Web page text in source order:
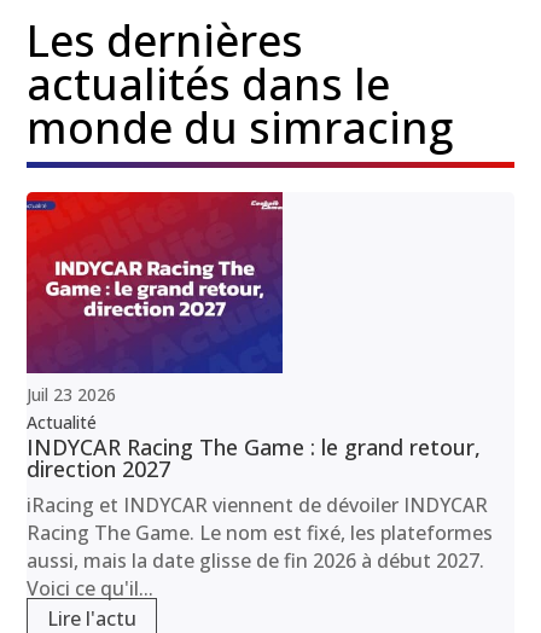
Les dernières
actualités dans le
monde du simracing
Juil 23 2026
Actualité
INDYCAR Racing The Game : le grand retour,
direction 2027
iRacing et INDYCAR viennent de dévoiler INDYCAR
Racing The Game. Le nom est fixé, les plateformes
aussi, mais la date glisse de fin 2026 à début 2027.
Voici ce qu'il...
Lire l'actu